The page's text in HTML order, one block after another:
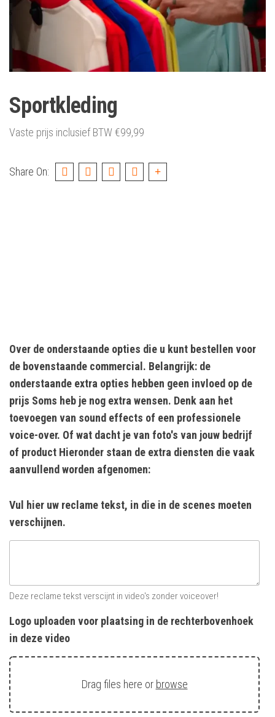
Sportkleding
Vaste prijs inclusief BTW€99,99
Share On:
Over de onderstaande opties die u kunt bestellen voor
de bovenstaande commercial. Belangrijk: de
onderstaande extra opties hebben geen invloed op de
prijs Soms heb je nog extra wensen. Denk aan het
toevoegen van sound effects of een professionele
voice-over. Of wat dacht je van foto's van jouw bedrijf
of product Hieronder staan de extra diensten die vaak
aanvullend worden afgenomen:
Vul hier uw reclame tekst, in die in de scenes moeten
verschijnen.
Deze reclame tekst verscijnt in video's zonder voiceover!
Logo uploaden voor plaatsing in de rechterbovenhoek
in deze video
Drag files here or browse